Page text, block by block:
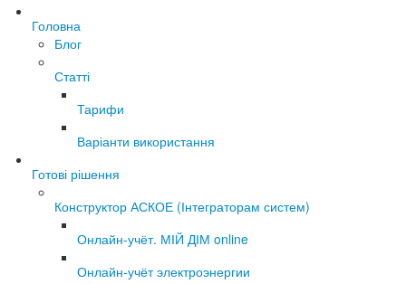
Головна
Блог
Статті
Тарифи
Варіанти використання
Готові рішення
Конструктор АСКОЕ (Інтеграторам систем)
Онлайн-учёт. МІЙ ДІМ online
Онлайн-учёт электроэнергии